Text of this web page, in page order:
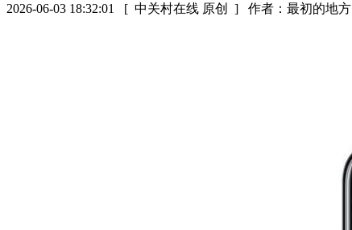
2026-06-03 18:32:01 [ 中关村在线 原创 ] 作者：最初的地方